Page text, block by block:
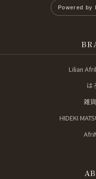
Powered by
Lilian
は
雑
HIDEKI